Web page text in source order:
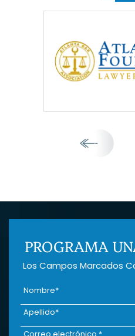
PROGRAMA
Los Campos Marcados